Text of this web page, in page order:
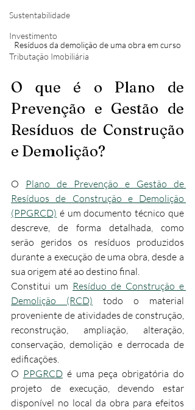
Sustentabilidade
Investimento
Tributação Imobiliária
Resíduos da demolição de uma obra em curso
O que é o Plano de
Prevenção e Gestão de
Resíduos de Construção
e Demolição?
O Plano de Prevenção e Gestão de
Resíduos de Construção e Demolição
(PPGRCD) é um documento técnico que
descreve, de forma detalhada, como
serão geridos os resíduos produzidos
durante a execução de uma obra, desde a
sua origem até ao destino final.
Constitui um Resíduo de Construção e
Demolição (RCD) todo o material
proveniente de atividades de construção,
reconstrução, ampliação, alteração,
conservação, demolição e derrocada de
edificações.
O PPGRCD é uma peça obrigatória do
projeto de execução, devendo estar
disponível no local da obra para efeitos